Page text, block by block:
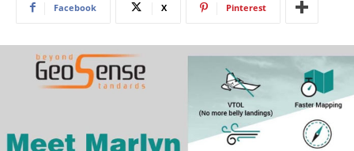
Facebook X Pinterest